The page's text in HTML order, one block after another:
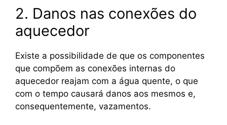
2. Danos nas conexões do
aquecedor
Existe a possibilidade de que os componentes
que compõem as conexões internas do
aquecedor reajam com a água quente, o que
com o tempo causará danos aos mesmos e,
consequentemente, vazamentos.